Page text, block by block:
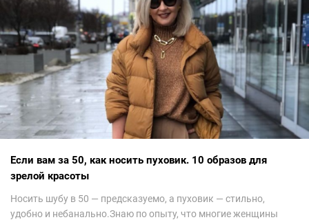
сегодня сложно увидеть на других известных неделях
мод.Самое интересное сейчас покажу ?
Если вам за 50, как носить пуховик. 10 образов для
зрелой красоты
Носить шубу в 50 — предсказуемо, а пуховик — стильно,
удобно и небанально.Знаю по опыту, что многие женщины